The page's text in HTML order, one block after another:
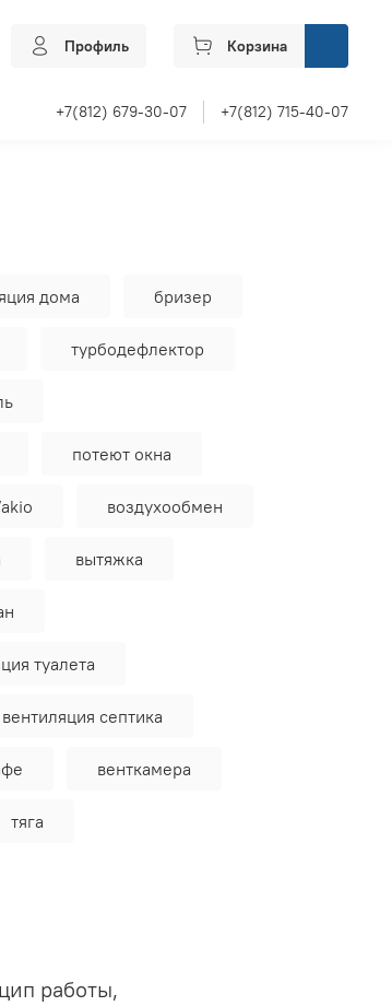
Профиль Корзина
+7(812) 679-30-07 +7(812) 715-40-07
дома бризер
турбодефлектор
потеют окна
воздухообмен
вытяжка
туалета
вентиляция септика
венткамера
тяга
работы,